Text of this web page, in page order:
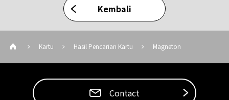
Kembali
Kartu Hasil Pencarian Kartu Magneton
Contact